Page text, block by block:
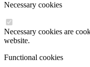
Necessary cookies
Necessary cookies are
website.
Functional cookies